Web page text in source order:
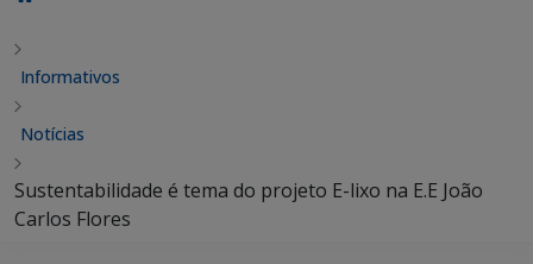
Informativos
Notícias
Sustentabilidade é tema do projeto E-lixo na E.E João
Carlos Flores